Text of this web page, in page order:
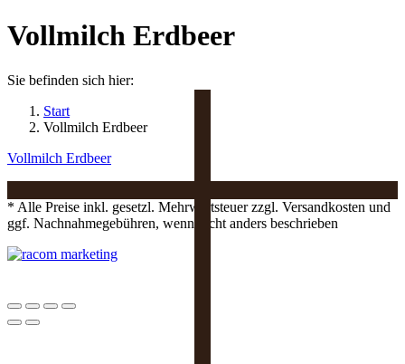
Vollmilch Erdbeer
Sie befinden sich hier:
Start
Vollmilch Erdbeer
Vollmilch Erdbeer
* Alle Preise inkl. gesetzl. Mehrwertsteuer zzgl. Versandkosten und
ggf. Nachnahmegebühren, wenn nicht anders beschrieben